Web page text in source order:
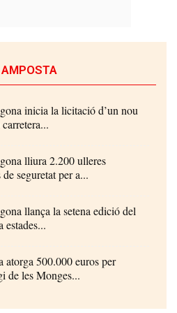
inicia la licitació d’un nou
lliura 2.200 ulleres
seguretat per a...
llança la setena edició del
estades...
500.000 euros per
de les Monges...